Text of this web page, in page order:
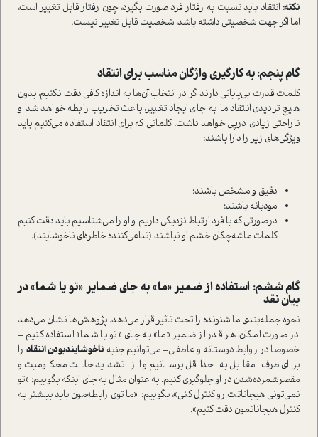
نکته: انتقاد باید نسبت به رفتار فرد صورت بگیرد، چون رفتار قابل تغییر است،
اما اگر جهت شخصیتی داشته باشد، شخصیت قابل تغییر نیست.
گام پنجم: به کارگیری واژگان مناسب برای انتقاد
کلمات قدرت بی‌پایانی دارند اگر در انتخاب آن‌ها به اندازه کافی دقت نکنیم، بدون
هیچ تردیدی انتقاد ما به جای ایجاد تغییر، باعث تخریب رابطه خواهد شد و
ناراحتی زیادی درپی خواهد داشت. کلماتی که برای انتقاد استفاده می‌کنیم باید
ویژگی‌های زیر را دارا باشند:
دقیق و مشخص باشند؛
مودبانه باشند؛
درصورتی‎ که با فرد ارتباط نزدیکی داریم و او را می‌شناسیم باید دقت کنیم
کلمات ماشه‌چکان خشم او نباشند (تداعی‌کننده خاطره‌ای ناخوشایند).
گام ششم: استفاده از ضمیر «ما» به جای ضمایر «تو یا شما» در
بیان نقد
نحوه جمله‌بندی ما شنونده را تحت تاثیر قرار می‌دهد. پژوهش‌ها نشان می‌دهد
در صورت امکان، هر قدر از ضمیر «ما» به جای «تو یا شما» استفاده کنیم –
خصوصا در روابط دوستانه و عاطفی– می‌توانیم جنبه ناخوشایندبودن انتقاد را
برای طرف مقابل به حداقل برسانیم و از تشدید حالت محکومیت و
مقصرشمرده‌شدن در او جلوگیری کنیم. به عنوان مثال به جای اینکه بگوییم: «تو
نمی‌تونی هیجاناتت رو کنترل کنی»، بگوییم: «ما توی رابطه‌مون باید بیشتر به
کنترل هیجاناتمون دقت کنیم».